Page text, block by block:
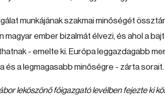
munkájának szakmai minőségét
magyar ember bizalmát élvezi, és ahol a
- emelte ki. Európa leggazdagabb
és a legmagasabb minőségre - zárta sorait.
leköszönő főigazgató levélben fejezte ki